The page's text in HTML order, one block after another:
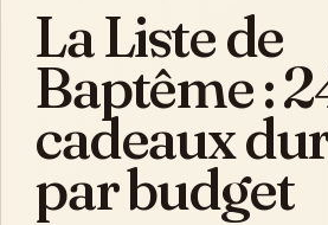
La Liste de
Baptême :
cadeaux
par budget